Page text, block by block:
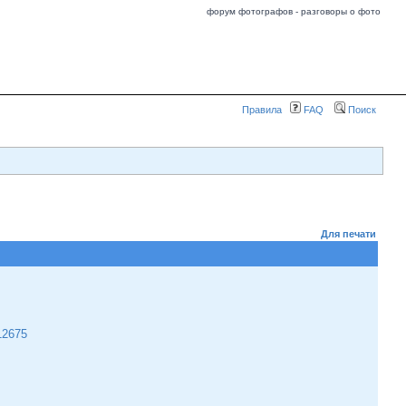
форум фотографов - разговоры о фото
Правила FAQ Поиск
Для печати